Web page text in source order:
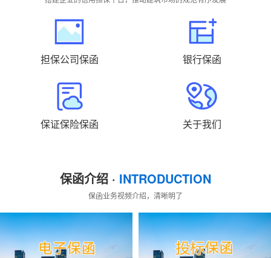
担保公司保函 银行保函
保证保险保函 关于我们
保函介绍 · INTRODUCTION
保函业务视频介绍，清晰明了